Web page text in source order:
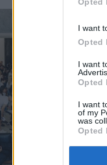
I want
Opted
I want
Opted
I want
of my
was
Opted